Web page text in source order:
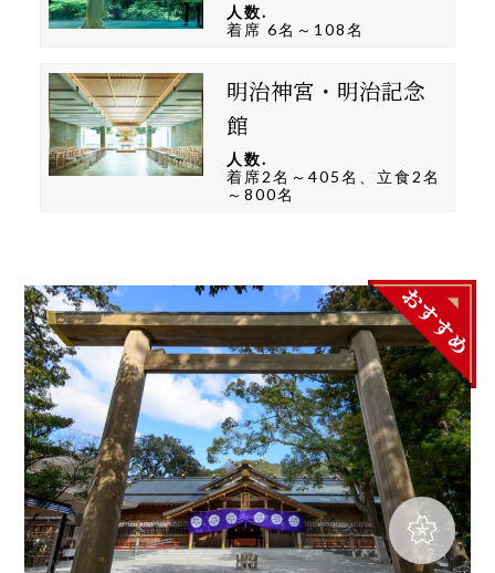
人数.
着席 6名～108名
明治神宮・明治記念
館
人数.
着席2名～405名、立食2名
～800名